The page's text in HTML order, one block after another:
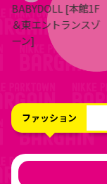
BABYDOLL [本館1F
＆東エントランスゾ
ーン]
ファッション